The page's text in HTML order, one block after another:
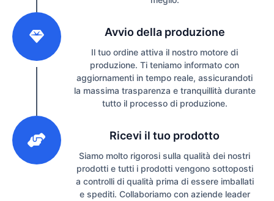
Avvio della produzione
Il tuo ordine attiva il nostro motore di
produzione. Ti teniamo informato con
aggiornamenti in tempo reale, assicurandoti
la massima trasparenza e tranquillità durante
tutto il processo di produzione.
Ricevi il tuo prodotto
Siamo molto rigorosi sulla qualità dei nostri
prodotti e tutti i prodotti vengono sottoposti
a controlli di qualità prima di essere imballati
e spediti. Collaboriamo con aziende leader